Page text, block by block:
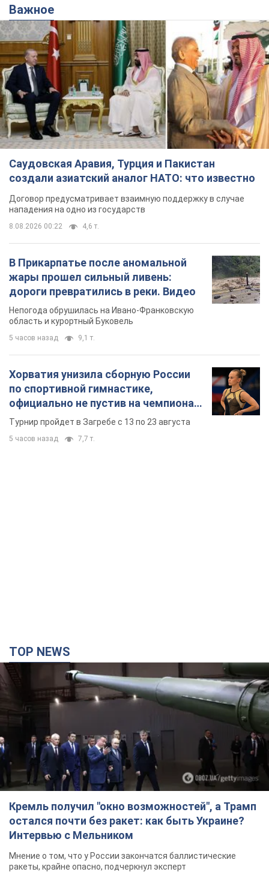
Важное
Саудовская Аравия, Турция и Пакистан
создали азиатский аналог НАТО: что известно
Договор предусматривает взаимную поддержку в случае
нападения на одно из государств
8.08.2026 00:22 4,6 т.
В Прикарпатье после аномальной
жары прошел сильный ливень:
дороги превратились в реки. Видео
Непогода обрушилась на Ивано-Франковскую
область и курортный Буковель
5 часов назад 9,1 т.
Хорватия унизила сборную России
по спортивной гимнастике,
официально не пустив на чемпионат
Европы основных спортсменов
Турнир пройдет в Загребе с 13 по 23 августа
5 часов назад 7,7 т.
TOP NEWS
Кремль получил "окно возможностей", а Трамп
остался почти без ракет: как быть Украине?
Интервью с Мельником
Мнение о том, что у России закончатся баллистические
ракеты, крайне опасно, подчеркнул эксперт